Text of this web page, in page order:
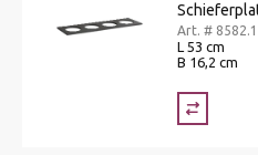
Art. #
L 53 cm
B 16,2 cm